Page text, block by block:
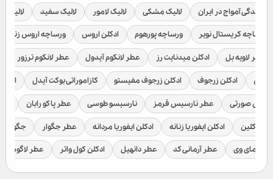
نمایندگی آمواج در ایران لالیک مشکی لالیک لامور لالیک سفید لالیک
ورساچه کریستال نویر ورساچه پورهوم ادکلن اروس ورساچه اروس زنانه
عطر لاویه بل ادکلن میدنایت رز عطر لانکوم آیدول عطر لانکوم ترزور
ادکلن زرجوف ادکلن زرجوف مفیستو کازاموراتی بوکت آیدل
صورتی عطر نارسیس قرمز نارسیسو طوسی عطر پاکو رابان
کلین ادکلن ایفوریا زنانه ادکلن ایفوریا مردانه عطر جگوار جگوار
عطر مای وی عطر آرمانی کد عطر دانهیل ادکلن کول واتر عطر لاگوست